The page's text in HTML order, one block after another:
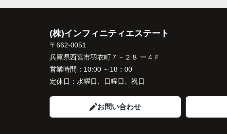
住み替え先とのスケジュールや資金計画まで丁
寧にサポートしてくださいました。
販売活動では、西宮北口駅へのアクセス、阪急
将来も安心して暮らせる住環境を詳しく紹介し
ていただきました。
購入されたご家族は、
(株)インフィニティエステート
〒662-0051
兵庫県西宮市羽衣町７－２８ ー４Ｆ
営業時間： 10:00 ～18：00
定休日： 水曜日、日曜日、祝日
お問い合わせ